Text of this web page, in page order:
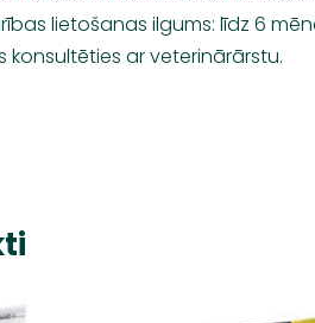
lietošanas ilgums: līdz 6
ar veterinārārstu.